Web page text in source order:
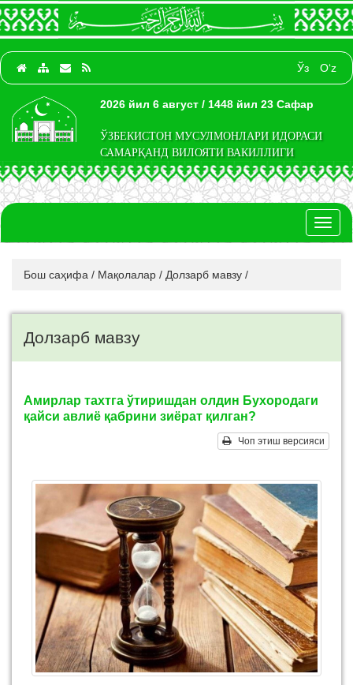
Ўз O‘z
2026 йил 6 август / 1448 йил 23 Сафар
ЎЗБЕКИСТОН МУСУЛМОНЛАРИ ИДОРАСИ
САМАРҚАНД ВИЛОЯТИ ВАКИЛЛИГИ
Бош саҳифа / Мақолалар / Долзарб мавзу /
Долзарб мавзу
Амирлар тахтга ўтиришдан олдин Бухородаги
қайси авлиё қабрини зиёрат қилган?
Чоп этиш версияси